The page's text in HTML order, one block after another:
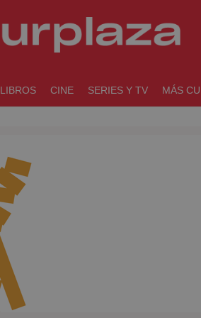
LIBROS CINE SERIES Y TV MÁS